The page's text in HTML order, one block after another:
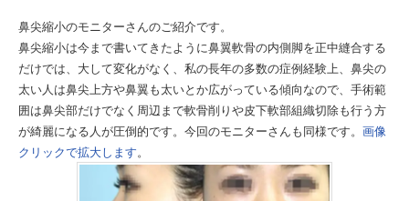
鼻尖縮小のモニターさんのご紹介です。
鼻尖縮小は今まで書いてきたように鼻翼軟骨の内側脚を正中縫合する
だけでは、大して変化がなく、私の長年の多数の症例経験上、鼻尖の
太い人は鼻尖上方や鼻翼も太いとか広がっている傾向なので、手術範
囲は鼻尖部だけでなく周辺まで軟骨削りや皮下軟部組織切除も行う方
が綺麗になる人が圧倒的です。今回のモニターさんも同様です。 画像
クリックで拡大します。